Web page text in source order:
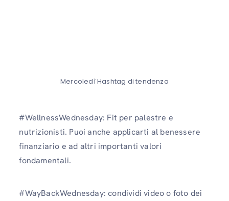
Mercoledì Hashtag di tendenza
#WellnessWednesday: Fit per palestre e
nutrizionisti. Puoi anche applicarti al benessere
finanziario e ad altri importanti valori
fondamentali.
#WayBackWednesday: condividi video o foto dei